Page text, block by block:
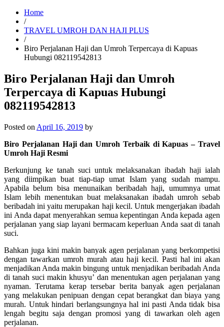
Home
/
TRAVEL UMROH DAN HAJI PLUS
/
Biro Perjalanan Haji dan Umroh Terpercaya di Kapuas
Hubungi 082119542813
Biro Perjalanan Haji dan Umroh
Terpercaya di Kapuas Hubungi
082119542813
Posted on April 16, 2019 by
Biro Perjalanan Haji dan Umroh Terbaik di Kapuas – Travel
Umroh Haji Resmi
Berkunjung ke tanah suci untuk melaksanakan ibadah haji ialah
yang diimpikan buat tiap-tiap umat Islam yang sudah mampu.
Apabila belum bisa menunaikan beribadah haji, umumnya umat
Islam lebih menentukan buat melaksanakan ibadah umroh sebab
beribadah ini yaitu merupakan haji kecil. Untuk mengerjakan ibadah
ini Anda dapat menyerahkan semua kepentingan Anda kepada agen
perjalanan yang siap layani bermacam keperluan Anda saat di tanah
suci.
Bahkan juga kini makin banyak agen perjalanan yang berkompetisi
dengan tawarkan umroh murah atau haji kecil. Pasti hal ini akan
menjadikan Anda makin bingung untuk menjadikan beribadah Anda
di tanah suci makin khusyu’ dan menentukan agen perjalanan yang
nyaman. Terutama kerap tersebar berita banyak agen perjalanan
yang melakukan penipuan dengan cepat berangkat dan biaya yang
murah. Untuk hindari berlangsungnya hal ini pasti Anda tidak bisa
lengah begitu saja dengan promosi yang di tawarkan oleh agen
perjalanan.